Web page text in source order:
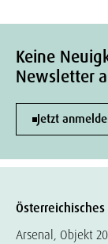
Keine
Newsletter
Jetzt
Arsenal, Objekt 20